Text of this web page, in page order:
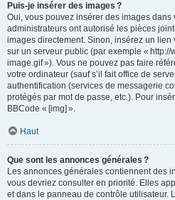
Puis-je insérer des images ?
Oui, vous pouvez insérer des images dans
administrateurs ont autorisé les pièces
images directement. Sinon, insérez un
sur un serveur public (par exemple « http://
image.gif »). Vous ne pouvez pas faire
votre ordinateur (sauf s’il fait office de
authentification (services de messagerie
protégés par mot de passe, etc.). Pour
BBCode « [img] ».
Haut
Que sont les annonces générales ?
Les annonces générales contiennent des
vous devriez consulter en priorité. Elles
et dans le panneau de contrôle utilisateur.